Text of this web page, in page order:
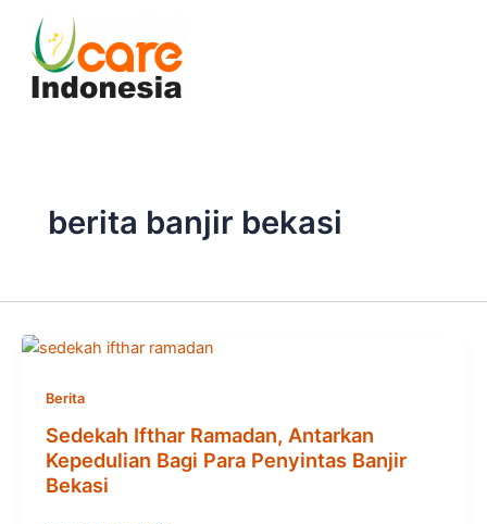
content
berita banjir bekasi
Berita
Sedekah Ifthar Ramadan, Antarkan
Kepedulian Bagi Para Penyintas Banjir
Bekasi